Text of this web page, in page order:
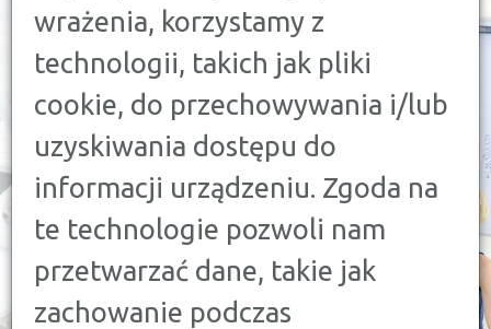
wrażenia, korzystamy z
technologii, takich jak pliki
cookie, do przechowywania i/lub
uzyskiwania dostępu do
informacji urządzeniu. Zgoda na
te technologie pozwoli nam
przetwarzać dane, takie jak
zachowanie podczas
CONFRONTER
PORÓWNYWARKA
FINANSOWA